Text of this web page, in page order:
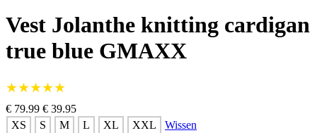
Vest Jolanthe knitting cardigan
true blue GMAXX
★★★★★
€ 79.99 € 39.95
XS
S M L XL XXL
Wissen